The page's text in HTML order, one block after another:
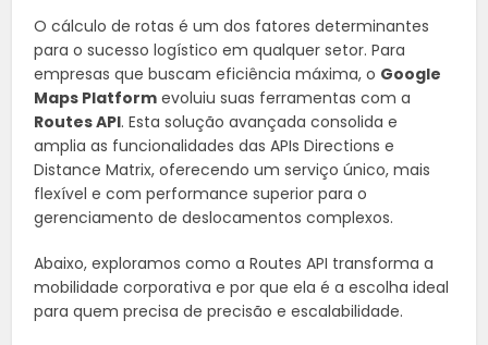
O cálculo de rotas é um dos fatores determinantes
para o sucesso logístico em qualquer setor. Para
empresas que buscam eficiência máxima, o Google
Maps Platform evoluiu suas ferramentas com a
Routes API. Esta solução avançada consolida e
amplia as funcionalidades das APIs Directions e
Distance Matrix, oferecendo um serviço único, mais
flexível e com performance superior para o
gerenciamento de deslocamentos complexos.
Abaixo, exploramos como a Routes API transforma a
mobilidade corporativa e por que ela é a escolha ideal
para quem precisa de precisão e escalabilidade.